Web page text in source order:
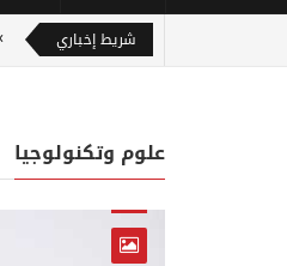
شريط إخباري
علوم وتكنولوجيا